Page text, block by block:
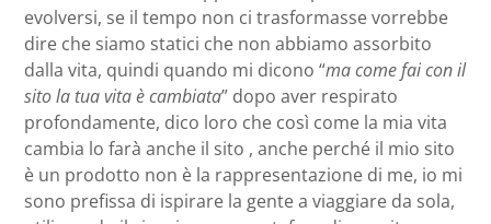
evolversi, se il tempo non ci trasformasse vorrebbe
dire che siamo statici che non abbiamo assorbito
dalla vita, quindi quando mi dicono “ma come fai con il
sito la tua vita è cambiata” dopo aver respirato
profondamente, dico loro che così come la mia vita
cambia lo farà anche il sito , anche perché il mio sito
è un prodotto non è la rappresentazione di me, io mi
sono prefissa di ispirare la gente a viaggiare da sola,